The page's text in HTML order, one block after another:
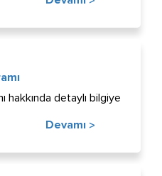
hakkında detaylı bilgiye
Devamı >